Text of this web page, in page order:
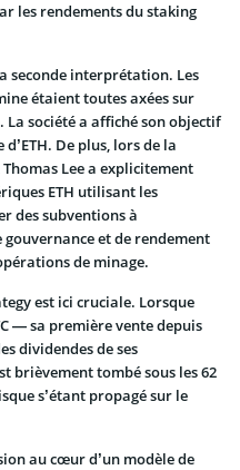
les rendements du staking
seconde interprétation. Les
étaient toutes axées sur
La société a affiché son objectif
De plus, lors de la
Lee a explicitement
ETH utilisant les
des subventions à
gouvernance et de rendement
de minage.
est ici cruciale. Lorsque
— sa première vente depuis
dividendes de ses
brièvement tombé sous les 62
s’étant propagé sur le
au cœur d’un modèle de